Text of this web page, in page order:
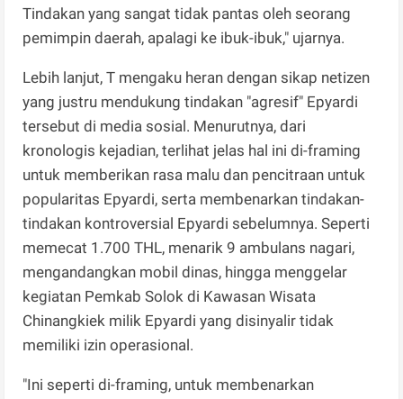
Tindakan yang sangat tidak pantas oleh seorang
pemimpin daerah, apalagi ke ibuk-ibuk," ujarnya.
Lebih lanjut, T mengaku heran dengan sikap netizen
yang justru mendukung tindakan "agresif" Epyardi
tersebut di media sosial. Menurutnya, dari
kronologis kejadian, terlihat jelas hal ini di-framing
untuk memberikan rasa malu dan pencitraan untuk
popularitas Epyardi, serta membenarkan tindakan-
tindakan kontroversial Epyardi sebelumnya. Seperti
memecat 1.700 THL, menarik 9 ambulans nagari,
mengandangkan mobil dinas, hingga menggelar
kegiatan Pemkab Solok di Kawasan Wisata
Chinangkiek milik Epyardi yang disinyalir tidak
memiliki izin operasional.
"Ini seperti di-framing, untuk membenarkan